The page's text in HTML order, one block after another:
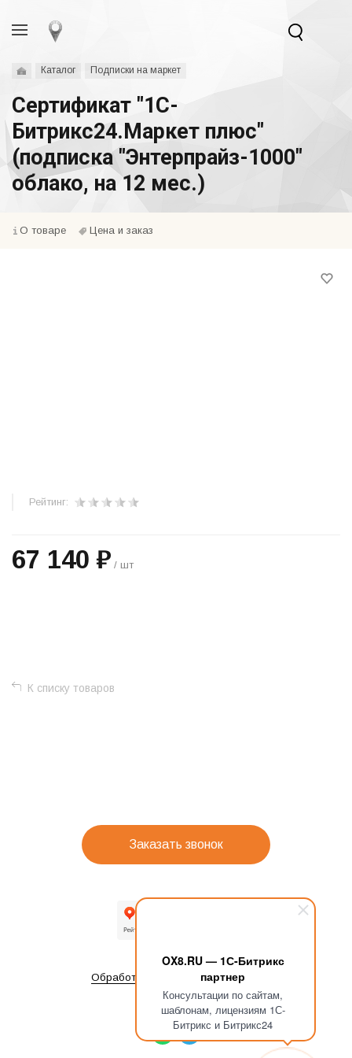
OX8.RU — 1С-Битрикс
партнер
Консультации по сайтам,
шаблонам, лицензиям 1С-
Битрикс и Битрикс24
Каталог Подписки на маркет
Сертификат "1С-
Битрикс24.Маркет плюс"
(подписка "Энтерпрайз-1000"
облако, на 12 мес.)
О товаре Цена и заказ
Рейтинг:
67 140 ₽ / шт
К списку товаров
Заказать звонок
Обработка персональных данных